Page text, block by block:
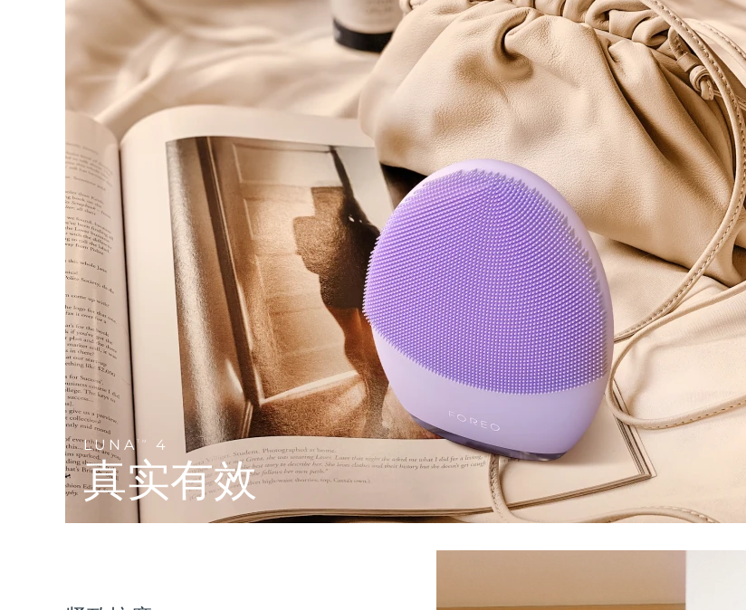
LUNATM 4
真实有效
LUNA™ 4 套装
Anti-aging massage
LUNA™ 4 Plus
Massage, LED heating
LUNA™ 4 Men
For men, anti-aging massage
LUNA™ 4 mini
For young skin, T-zone
LUNA™ 4 go
For travel or gym bag
LUNA™ 护肤
Premium cleansers & balm
LUNA™ 设备
BEAR™ 2 套装
Microcurrent toning
BEAR™ 2 go
Microcurrent toning on-the-go
BEAR™ 2 eyes & lips
Microcurrent line smoothing device
面部提拉护理
Premium anti-aging skincare
BEAR™ 设备
All premium facelift devices
补水保湿
UFO™ 3 套装
Deep facial hydration
UFO™ 3 LED
Near-infrared and red light therapy device
UFO™ 3 mini
Red light therapy device for young skin
UFO™ 3 go
Portable red light therapy
面膜
Rejuvenation & hydration
口腔护理
issa™ 4
Hybrid silicone sonic toothbrush
issa™ 4 plus
Smart hybrid silicone sonic toothbrush
issa™ 4 smile
Hybrid silicone sonic toothbrush
issa™ 4 baby
For ages 0-3
issa™ Teeth Whitening Set
Dual LED + sonic device & 18% PAP gel
FAQ™ 抗老护理
抗老
FAQ™ 101
Clinical anti-aging
FAQ™ 102
Advanced clinical anti-aging
FAQ™ 103
Luxurious clinical anti-aging set
LED治疗
NEW
FAQ™ 201
LED mask
FAQ™ 202
LED mask
FAQ™ 211
Anti-aging neck & décolleté LED mask
生发
FAQ™ 301
LED hair strengthening scalp massager
FAQ™ Scalp Serum
Scalp recovery probiotic serum
肌肤年轻化
NEW
FAQ™ 501
Full-Spectrum Red Light Therapy
FAQ™ 502
Full-Spectrum Red Light Therapy
保健品
NEW
专业治疗